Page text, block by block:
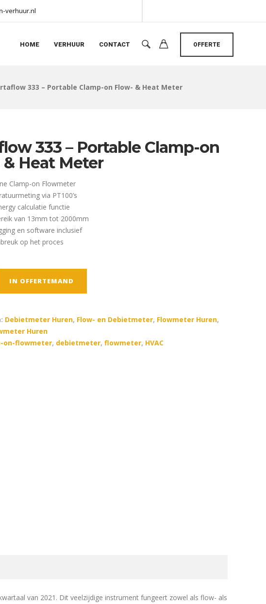
verhuur.nl
HOME VERHUUR CONTACT OFFERTE
333 – Portable Clamp-on Flow- & Heat Meter
333 – Portable Clamp-on
& Heat Meter
Clamp-on Flowmeter
via PT100’s
calculatie functie
van 13mm tot 2000mm
en software inclusief
op het proces
IN OFFERTEMAND
Debietmeter Huren, Flow- en Debietmeter, Flowmeter Huren,
Huren
on-flowmeter, debietmeter,flowmeter, HVAC
van 2021. Dit veelzijdige instrument fungeert zowel als flow- als